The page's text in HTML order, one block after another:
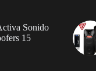
Sonido
15